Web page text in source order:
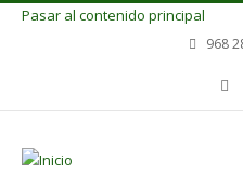
Pasar al contenido principal
968